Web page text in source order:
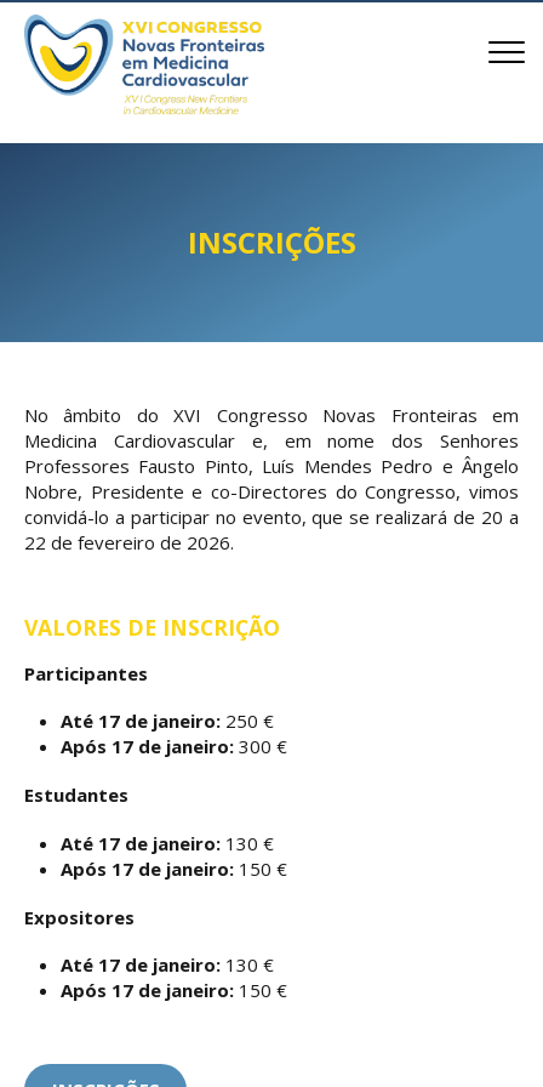
8
INSCRIÇÕES
No âmbito do XVI Congresso Novas Fronteiras em
Medicina Cardiovascular e, em nome dos Senhores
Professores Fausto Pinto, Luís Mendes Pedro e Ângelo
Nobre, Presidente e co-Directores do Congresso, vimos
convidá-lo a participar no evento, que se realizará de 20 a
22 de fevereiro de 2026.
VALORES DE INSCRIÇÃO
Participantes
Até 17 de janeiro: 250 €
Após 17 de janeiro: 300 €
Estudantes
Até 17 de janeiro: 130 €
Após 17 de janeiro: 150 €
Expositores
Até 17 de janeiro: 130 €
Após 17 de janeiro: 150 €